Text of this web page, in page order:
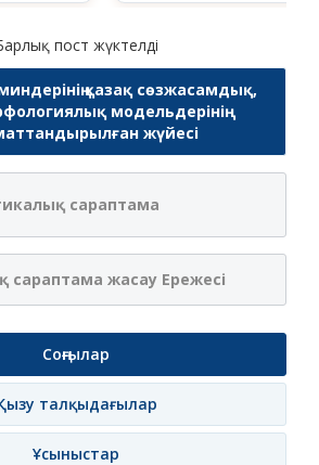
пост жүктелді
қазақ сөзжасамдық,
модельдерінің
жүйесі
сараптама
сараптама жасау Ережесі
Соңғылар
талқыдағылар
Ұсыныстар